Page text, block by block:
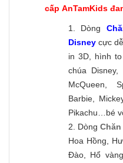
cấp AnTamKids
1. Dòng
Disney cực
in 3D, hình
chúa Disney,
McQueen,
Barbie,
Pikachu…bé
2. Dòng
Hoa Hồng,
Đào, Hổ